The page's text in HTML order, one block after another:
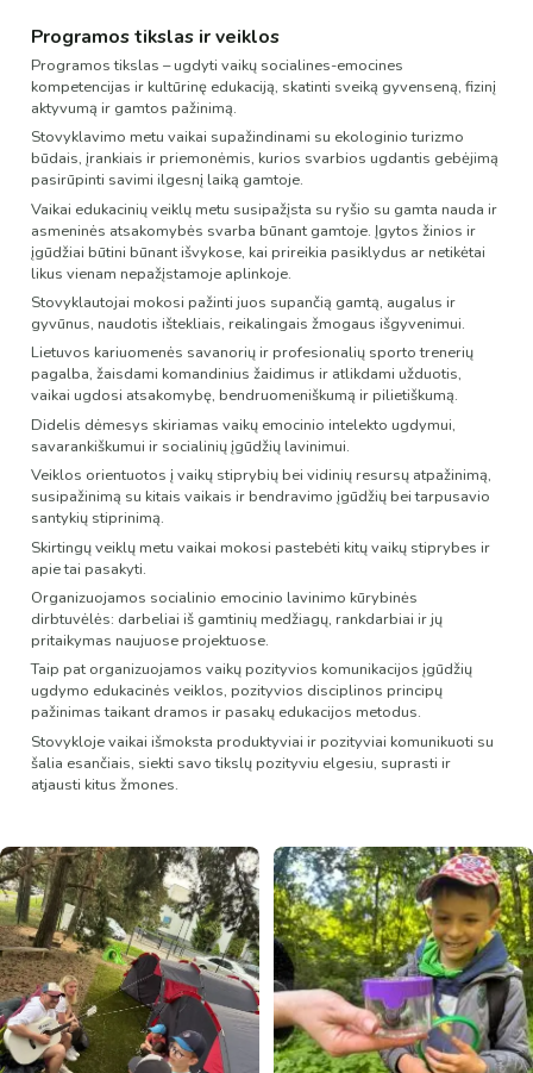
Programos tikslas ir veiklos
Programos tikslas – ugdyti vaikų socialines-emocines
kompetencijas ir kultūrinę edukaciją, skatinti sveiką gyvenseną, fizinį
aktyvumą ir gamtos pažinimą.
Stovyklavimo metu vaikai supažindinami su ekologinio turizmo
būdais, įrankiais ir priemonėmis, kurios svarbios ugdantis gebėjimą
pasirūpinti savimi ilgesnį laiką gamtoje.
Vaikai edukacinių veiklų metu susipažįsta su ryšio su gamta nauda ir
asmeninės atsakomybės svarba būnant gamtoje. Įgytos žinios ir
įgūdžiai būtini būnant išvykose, kai prireikia pasiklydus ar netikėtai
likus vienam nepažįstamoje aplinkoje.
Stovyklautojai mokosi pažinti juos supančią gamtą, augalus ir
gyvūnus, naudotis ištekliais, reikalingais žmogaus išgyvenimui.
Lietuvos kariuomenės savanorių ir profesionalių sporto trenerių
pagalba, žaisdami komandinius žaidimus ir atlikdami užduotis,
vaikai ugdosi atsakomybę, bendruomeniškumą ir pilietiškumą.
Didelis dėmesys skiriamas vaikų emocinio intelekto ugdymui,
savarankiškumui ir socialinių įgūdžių lavinimui.
Veiklos orientuotos į vaikų stiprybių bei vidinių resursų atpažinimą,
susipažinimą su kitais vaikais ir bendravimo įgūdžių bei tarpusavio
santykių stiprinimą.
Skirtingų veiklų metu vaikai mokosi pastebėti kitų vaikų stiprybes ir
apie tai pasakyti.
Organizuojamos socialinio emocinio lavinimo kūrybinės
dirbtuvėlės: darbeliai iš gamtinių medžiagų, rankdarbiai ir jų
pritaikymas naujuose projektuose.
Taip pat organizuojamos vaikų pozityvios komunikacijos įgūdžių
ugdymo edukacinės veiklos, pozityvios disciplinos principų
pažinimas taikant dramos ir pasakų edukacijos metodus.
Stovykloje vaikai išmoksta produktyviai ir pozityviai komunikuoti su
šalia esančiais, siekti savo tikslų pozityviu elgesiu, suprasti ir
atjausti kitus žmones.